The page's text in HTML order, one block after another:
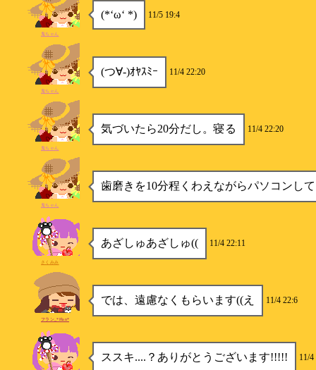
(*‘ω‘ *) 11/5 19:4
鬼ちゃん
(つ∀-)ｵﾔｽﾐｰ 11/4 22:20
鬼ちゃん
気づいたら20分だし。寝る 11/4 22:20
鬼ちゃん
歯磨きを10分程くわえながらパソコンし
鬼ちゃん
あざしゅあざしゅ(( 11/4 22:11
さくみみ
では、遠慮なくもらいます((え 11/4 22:6
フラン_*Flan*
ススキ....？ありがとうございます!!!!! 11/4